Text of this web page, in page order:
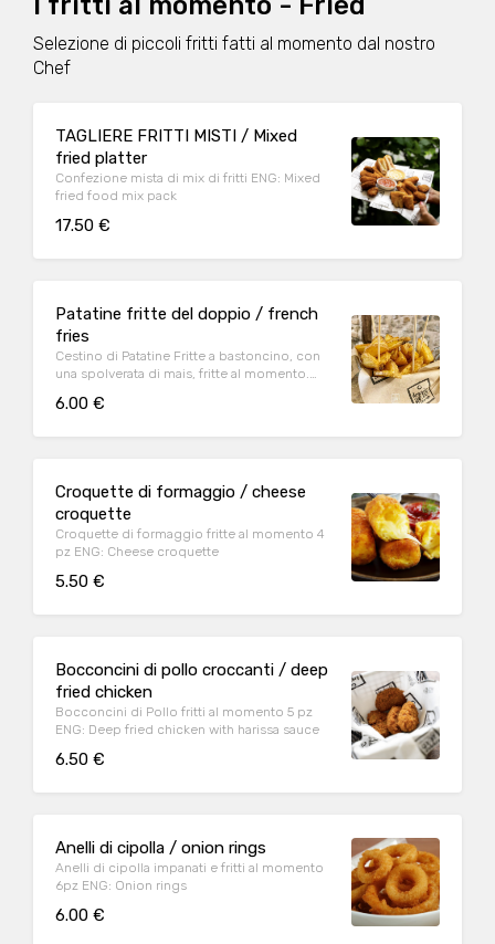
Selezione di piccoli fritti fatti al momento dal nostro
Chef
TAGLIERE FRITTI MISTI / Mixed
fried platter
Confezione mista di mix di fritti ENG: Mixed
fried food mix pack
17.50 €
Patatine fritte del doppio / french
fries
Cestino di Patatine Fritte a bastoncino, con
una spolverata di mais, fritte al momento.
6.00 €
Croquette di formaggio / cheese
croquette
Croquette di formaggio fritte al momento 4
pz ENG: Cheese croquette
5.50 €
Bocconcini di pollo croccanti / deep
fried chicken
Bocconcini di Pollo fritti al momento 5 pz
ENG: Deep fried chicken with harissa sauce
6.50 €
Anelli di cipolla / onion rings
Anelli di cipolla impanati e fritti al momento
6pz ENG: Onion rings
6.00 €